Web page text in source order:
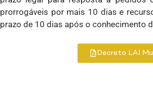
prorrogáveis por mais 10 dias e
prazo de 10 dias após o conhecimento
Decreto LAI